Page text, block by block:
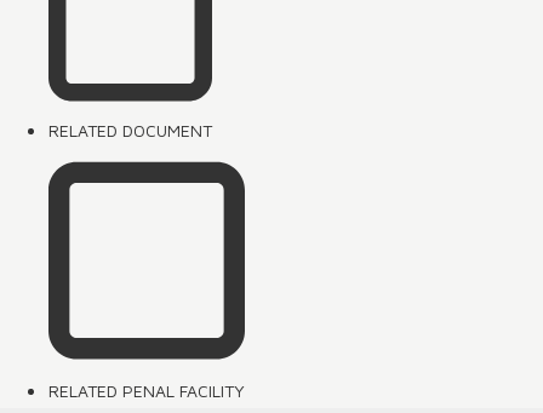
RELATED DOCUMENT
RELATED PENAL FACILITY